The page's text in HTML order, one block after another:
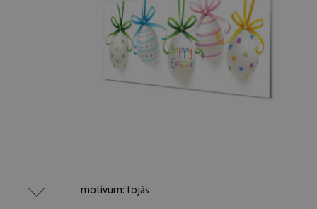
motívum: tojás